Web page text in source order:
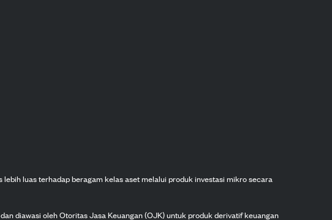
luas terhadap beragam kelas aset melalui produk investasi mikro secara
diawasi oleh Otoritas Jasa Keuangan (OJK) untuk produk derivatif keuangan